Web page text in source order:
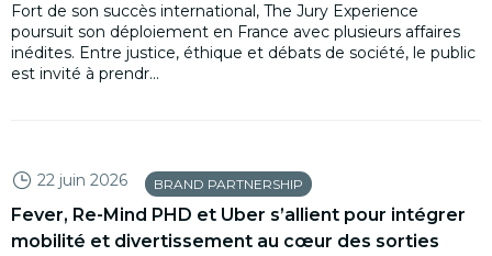
Fort de son succès international, The Jury Experience
poursuit son déploiement en France avec plusieurs affaires
inédites. Entre justice, éthique et débats de société, le public
est invité à prendr...
22 juin 2026 BRAND PARTNERSHIP
Fever, Re-Mind PHD et Uber s’allient pour intégrer
mobilité et divertissement au cœur des sorties